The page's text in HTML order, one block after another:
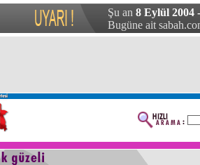
Şu an 8 Eylül 2004
Bugüne ait